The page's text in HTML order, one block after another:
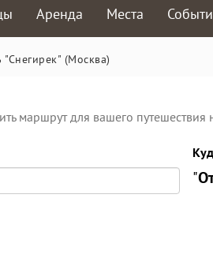
Аренда Места
(Москва)
маршрут для вашего путешествия
"